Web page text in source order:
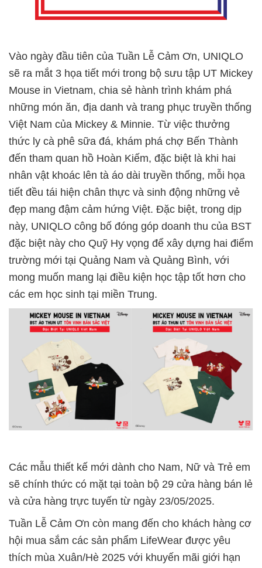
Vào ngày đầu tiên của Tuần Lễ Cảm Ơn, UNIQLO
sẽ ra mắt 3 họa tiết mới trong bộ sưu tập UT Mickey
Mouse in Vietnam, chia sẻ hành trình khám phá
những món ăn, địa danh và trang phục truyền thống
Việt Nam của Mickey & Minnie. Từ việc thưởng
thức ly cà phê sữa đá, khám phá chợ Bến Thành
đến tham quan hồ Hoàn Kiếm, đặc biệt là khi hai
nhân vật khoác lên tà áo dài truyền thống, mỗi họa
tiết đều tái hiện chân thực và sinh động những vẻ
đẹp mang đậm cảm hứng Việt. Đặc biệt, trong dịp
này, UNIQLO công bố đóng góp doanh thu của BST
đặc biệt này cho Quỹ Hy vọng để xây dựng hai điểm
trường mới tại Quảng Nam và Quảng Bình, với
mong muốn mang lại điều kiện học tập tốt hơn cho
các em học sinh tại miền Trung.
Các mẫu thiết kế mới dành cho Nam, Nữ và Trẻ em
sẽ chính thức có mặt tại toàn bộ 29 cửa hàng bán lẻ
và cửa hàng trực tuyến từ ngày 23/05/2025.
Tuần Lễ Cảm Ơn còn mang đến cho khách hàng cơ
hội mua sắm các sản phẩm LifeWear được yêu
thích mùa Xuân/Hè 2025 với khuyến mãi giới hạn